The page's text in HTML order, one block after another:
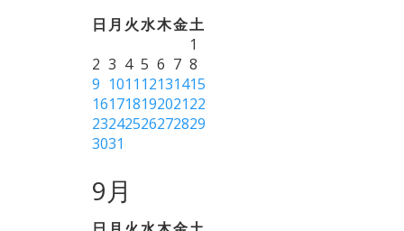
日 月 火水木金土
1
2 3 4 5 6 7 8
9 1011 12131415
16171819202122
23242526272829
3031
9月